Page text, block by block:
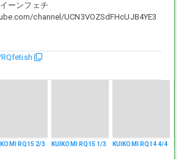
6,000*4,000ピクセル(2,400万画素)。
」「ストッキングの縫い目」「柔らかい肌の
明な高画質
ズのRQ画像には興奮しませんか？
好きなだけ拡大して、満足するまで自由にゆ
ーンフェチ
channel/UCN3VOZSdFHcUJB4YE3
RQ15 2/3 KUIKOMI RQ15 1/3 KUIKOMI RQ14 4/4